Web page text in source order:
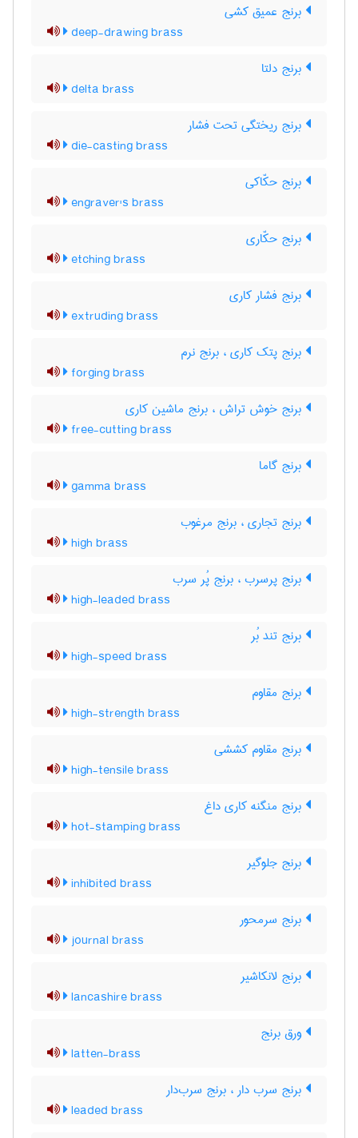
برنج عمیق کشی
deep-drawing brass
برنج دلتا
delta brass
برنج ریختگی تحت فشار
die-casting brass
برنج حکّاکی
engraver's brass
برنج حکّاری
etching brass
برنج فشار کاری
extruding brass
برنج پتک کاری ، برنج نرم
forging brass
برنج خوش تراش ، برنج ماشین کاری
free-cutting brass
برنج گاما
gamma brass
برنج تجاری ، برنج مرغوب
high brass
برنج پرسرب ، برنج پُر سرب
high-leaded brass
برنج تند بُر
high-speed brass
برنج مقاوم
high-strength brass
برنج مقاوم کششی
high-tensile brass
برنج منگنه کاری داغ
hot-stamping brass
برنج جلوگیر
inhibited brass
برنج سرمحور
journal brass
برنج لانکاشیر
lancashire brass
ورق برنج
latten-brass
برنج سرب دار ، برنج سرب‌دار
leaded brass